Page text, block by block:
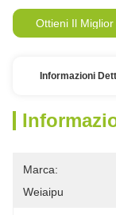
Ottieni Il
Informazioni
Marca:
Weiaipu